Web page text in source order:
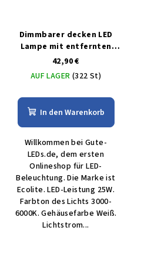
Dimmbarer decken LED
Lampe mit entfernten
bedienungem 25W
42,90 €
AUF LAGER (322 St)
In den Warenkorb
Willkommen bei Gute-
LEDs.de, dem ersten
Onlineshop für LED-
Beleuchtung. Die Marke ist
Ecolite. LED-Leistung 25W.
Farbton des Lichts 3000-
6000K. Gehäusefarbe Weiß.
Lichtstrom...